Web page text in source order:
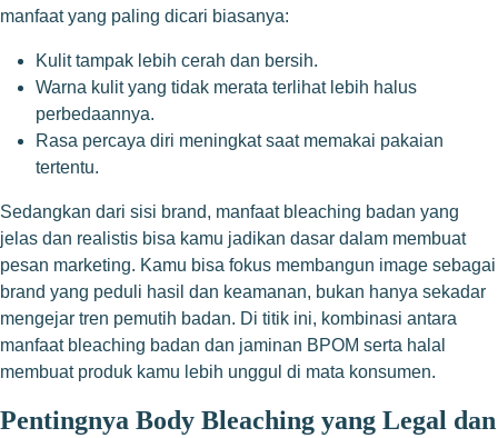
manfaat yang paling dicari biasanya:
Kulit tampak lebih cerah dan bersih.
Warna kulit yang tidak merata terlihat lebih halus
perbedaannya.
Rasa percaya diri meningkat saat memakai pakaian
tertentu.
Sedangkan dari sisi brand, manfaat bleaching badan yang
jelas dan realistis bisa kamu jadikan dasar dalam membuat
pesan marketing. Kamu bisa fokus membangun image sebagai
brand yang peduli hasil dan keamanan, bukan hanya sekadar
mengejar tren pemutih badan. Di titik ini, kombinasi antara
manfaat bleaching badan dan jaminan BPOM serta halal
membuat produk kamu lebih unggul di mata konsumen.
Pentingnya Body Bleaching yang Legal dan